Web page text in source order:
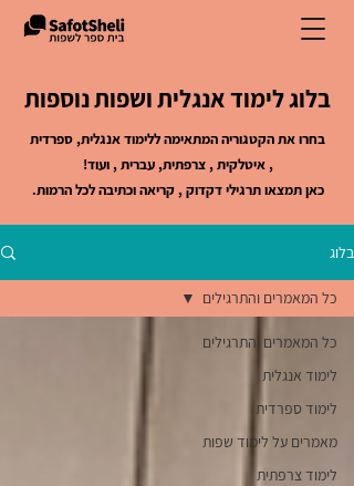
בלוג לימוד אנגלית ושפות נוספות
בחרו את הקטגוריה המתאימה ללימוד אנגלית, ספרדית
, איטלקית , צרפתית, עברית , ועוד!
כאן תמצאו תרגילי דקדוק , קריאה וכתיבה לכל הרמות.
בלוג
כל המאמרים והתרגילים
לימוד אנגלית
לימוד ספרדית
מאמרים על לימוד שפות
לימוד צרפתית
כל המאמרים והתרגילים